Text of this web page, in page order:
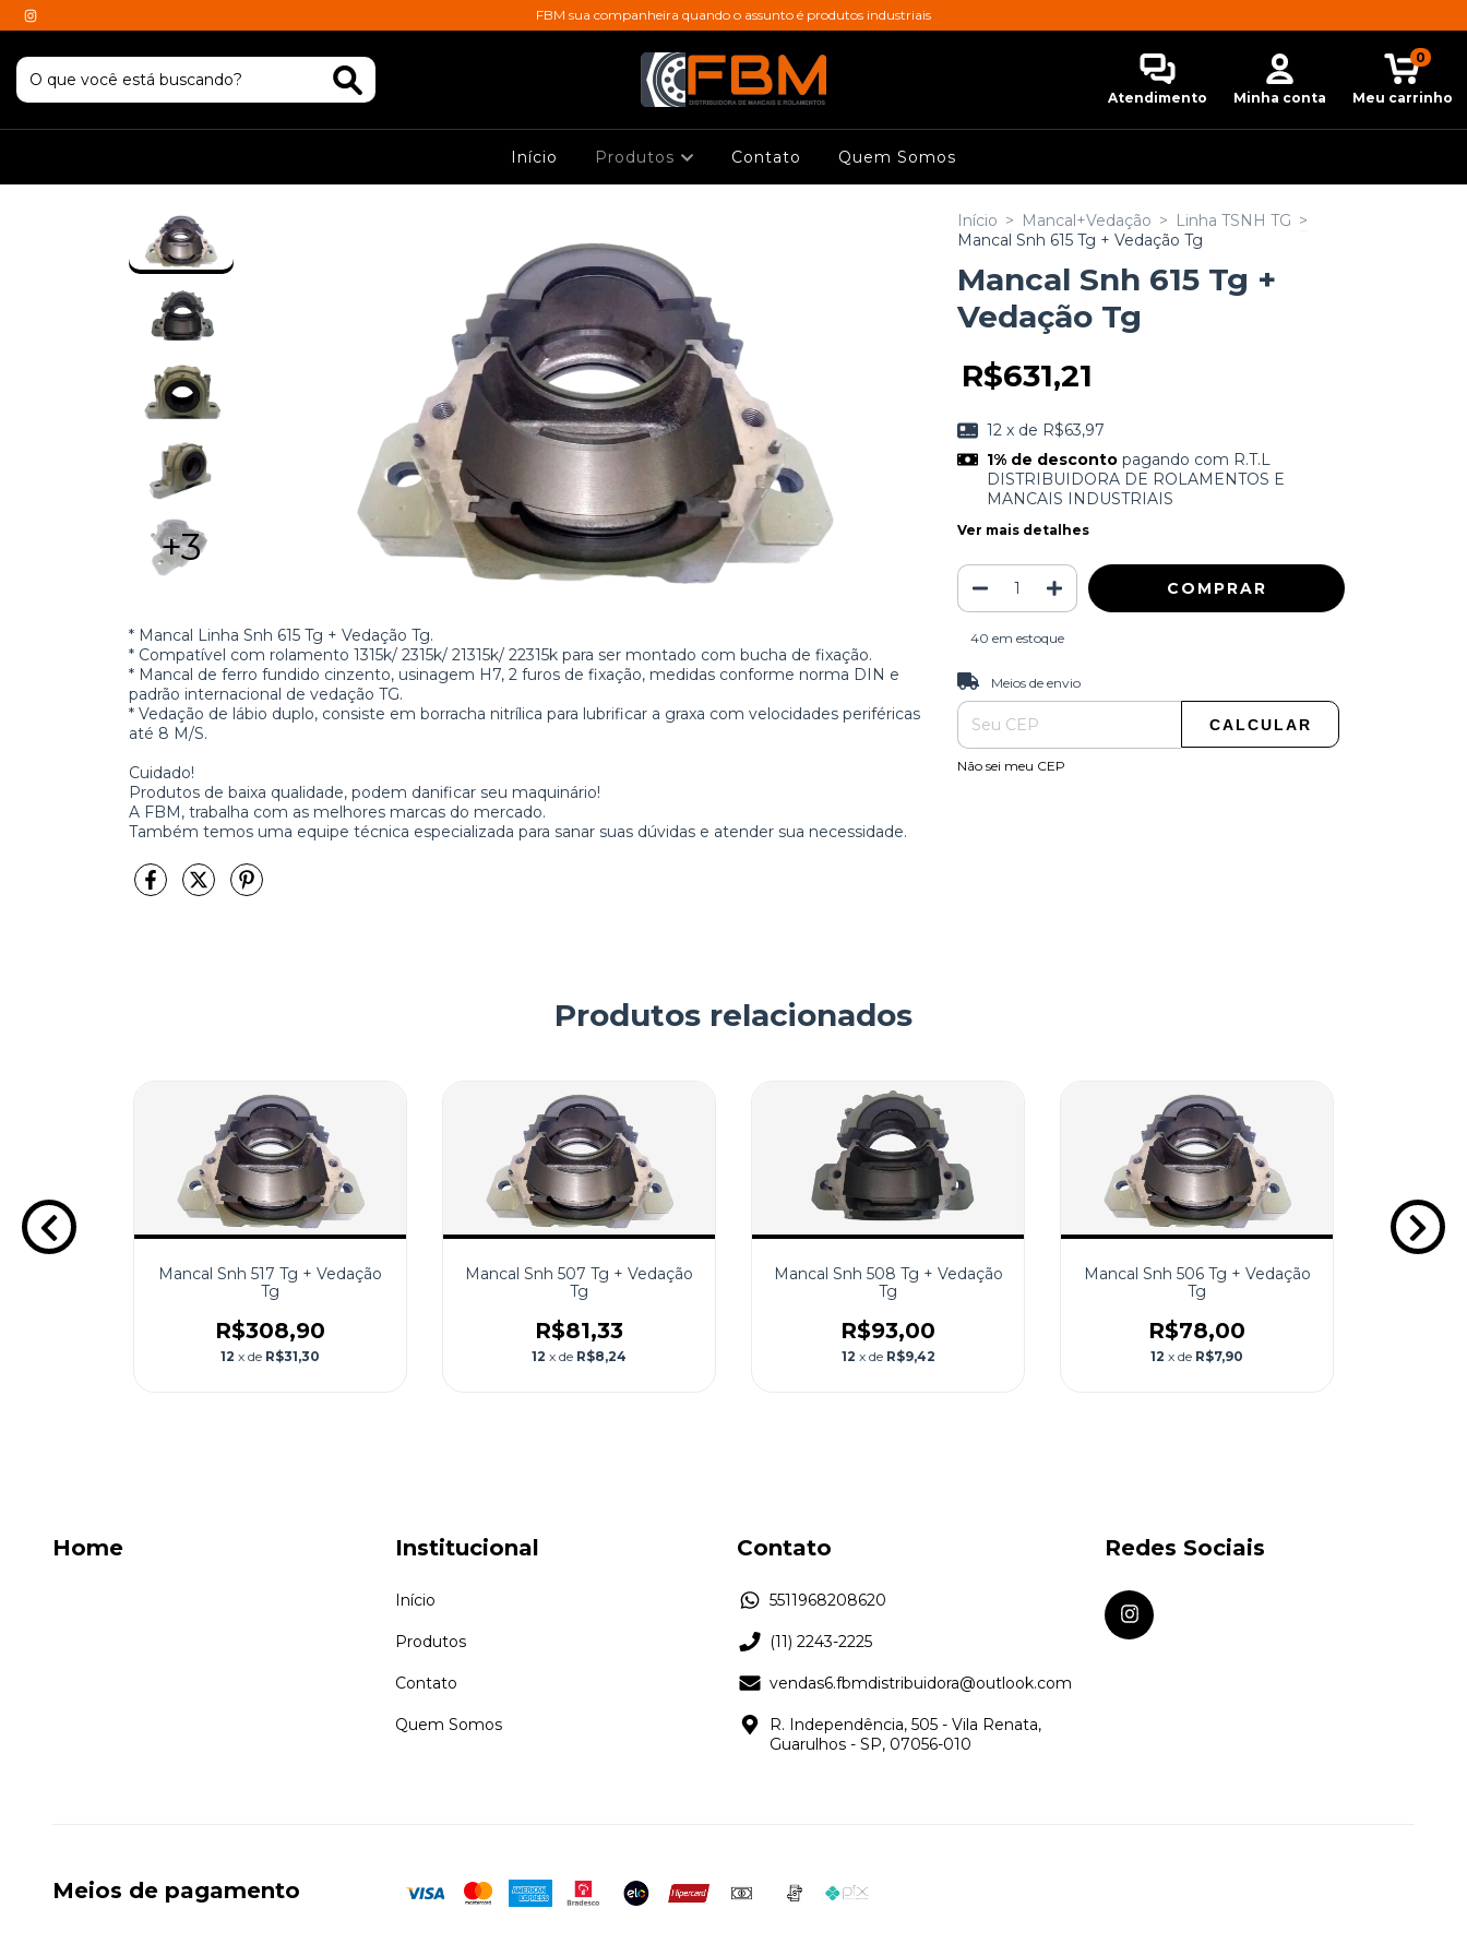
FBM sua companheira quando o assunto é produtos industriais
Atendimento Minha conta Meu carrinho
0
Início Produtos Contato Quem Somos
+3
* Mancal Linha Snh 615 Tg + Vedação Tg.
* Compatível com rolamento 1315k/ 2315k/ 21315k/ 22315k para ser montado com bucha de fixação.
* Mancal de ferro fundido cinzento, usinagem H7, 2 furos de fixação, medidas conforme norma DIN e
padrão internacional de vedação TG.
* Vedação de lábio duplo, consiste em borracha nitrílica para lubrificar a graxa com velocidades periféricas
até 8 M/S.
Cuidado!
Produtos de baixa qualidade, podem danificar seu maquinário!
A FBM, trabalha com as melhores marcas do mercado.
Também temos uma equipe técnica especializada para sanar suas dúvidas e atender sua necessidade.
Início > Mancal+Vedação > Linha TSNH TG >
Mancal Snh 615 Tg + Vedação Tg
Mancal Snh 615 Tg +
Vedação Tg
R$631,21
12 x de R$63,97
1% de descontopagando com R.T.L
DISTRIBUIDORA DE ROLAMENTOS E
MANCAIS INDUSTRIAIS
Ver mais detalhes
40 em estoque
Entregas para o CEP:
Meios de envio
CALCULAR
Não sei meu CEP
Produtos relacionados
Mancal Snh 517 Tg + Vedação
Tg
R$308,90
12 x de R$31,30
Mancal Snh 507 Tg + Vedação
Tg
R$81,33
12 x de R$8,24
Mancal Snh 508 Tg + Vedação
Tg
R$93,00
12 x de R$9,42
Mancal Snh 506 Tg + Vedação
Tg
R$78,00
12 x de R$7,90
Home Institucional
Início
Produtos
Contato
Quem Somos
Contato
5511968208620
(11) 2243-2225
vendas6.fbmdistribuidora@outlook.com
R. Independência, 505 - Vila Renata,
Guarulhos - SP, 07056-010
Redes Sociais
Meios de pagamento